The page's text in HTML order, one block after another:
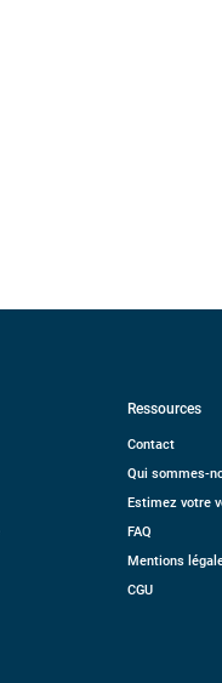
Ressources
Contact
Qui sommes-
Estimez votre
FAQ
Mentions
CGU